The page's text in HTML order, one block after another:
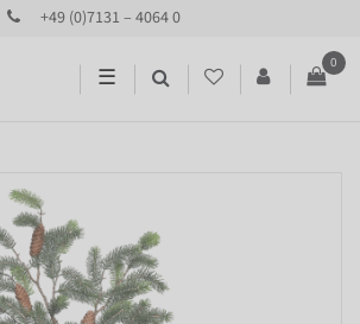
+49 (0)7131 – 4064 0
☰
0